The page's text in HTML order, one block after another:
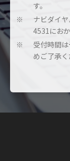
す。
※
ナビダイ
4531にお
※
受付時間
めご了承く